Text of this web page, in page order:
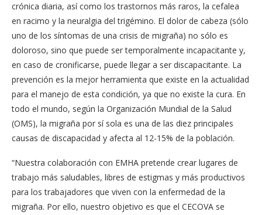
crónica diaria, así como los trastornos más raros, la cefalea
en racimo y la neuralgia del trigémino. El dolor de cabeza (sólo
uno de los síntomas de una crisis de migraña) no sólo es
doloroso, sino que puede ser temporalmente incapacitante y,
en caso de cronificarse, puede llegar a ser discapacitante. La
prevención es la mejor herramienta que existe en la actualidad
para el manejo de esta condición, ya que no existe la cura. En
todo el mundo, según la Organización Mundial de la Salud
(OMS), la migraña por sí sola es una de las diez principales
causas de discapacidad y afecta al 12-15% de la población.
“Nuestra colaboración con EMHA pretende crear lugares de
trabajo más saludables, libres de estigmas y más productivos
para los trabajadores que viven con la enfermedad de la
migraña. Por ello, nuestro objetivo es que el CECOVA se